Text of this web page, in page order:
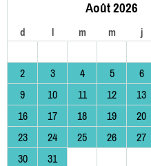
Août 2026
d l m m j
2
3 4 5 6
9
10 11 12 13
16
17 18 19 20
23
24 25 26 27
30
31